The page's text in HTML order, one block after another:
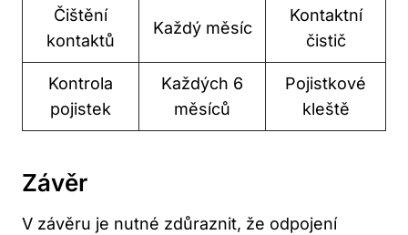
Čištění
kontaktů
Každý měsíc
Kontaktní
čistič
Kontrola
pojistek
Každých 6
měsíců
Pojistkové
kleště
Závěr
V závěru je nutné zdůraznit, že odpojení